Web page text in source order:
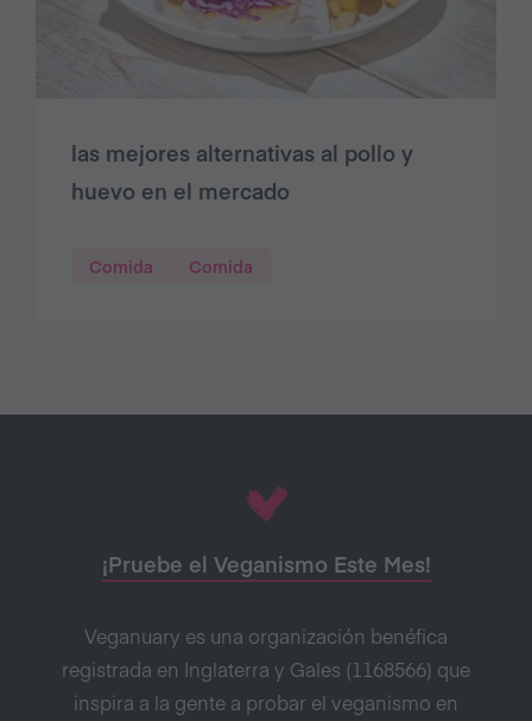
las mejores alternativas al pollo y
huevo en el mercado
Comida Comida
¡Pruebe el Veganismo Este Mes!
Veganuary es una organización benéfica
registrada en Inglaterra y Gales (1168566) que
inspira a la gente a probar el veganismo en